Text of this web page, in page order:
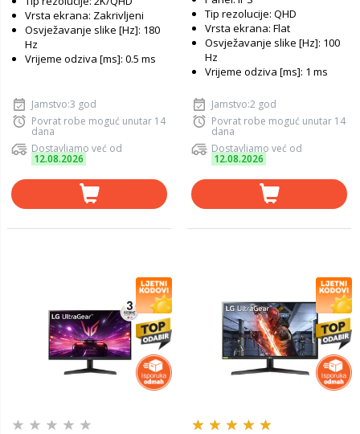
Vrsta ekrana: Zakrivljeni
Osvježavanje slike [Hz]: 180
Hz
Vrijeme odziva [ms]: 0.5 ms
Jamstvo:3 god
Povrat robe moguć unutar 14
dana
Dostavljamo već od
12.08.2026
Tip rezolucije: QHD
Vrsta ekrana: Flat
Osvježavanje slike [Hz]: 100
Hz
Vrijeme odziva [ms]: 1 ms
Jamstvo:2 god
Povrat robe moguć unutar 14
dana
Dostavljamo već od
12.08.2026